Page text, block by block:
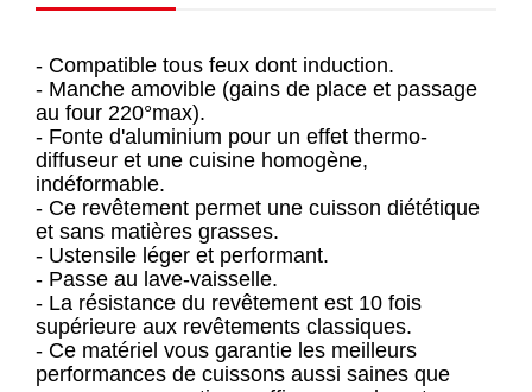
- Compatible tous feux dont induction.
- Manche amovible (gains de place et passage
au four 220°max).
- Fonte d'aluminium pour un effet thermo-
diffuseur et une cuisine homogène,
indéformable.
- Ce revêtement permet une cuisson diététique
et sans matières grasses.
- Ustensile léger et performant.
- Passe au lave-vaisselle.
- La résistance du revêtement est 10 fois
supérieure aux revêtements classiques.
- Ce matériel vous garantie les meilleurs
performances de cuissons aussi saines que